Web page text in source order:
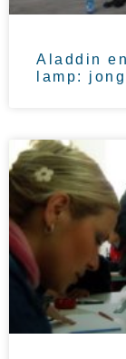
Aladdin
lamp: